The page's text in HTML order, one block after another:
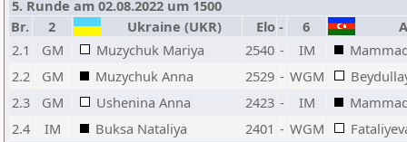
5. Runde am 02.08.2022 um 1500
Br.
2 Ukraine (UKR) Elo - 6
2.1
GM Muzychuk Mariya 2540 - IM
2.2
GM Muzychuk Anna 2529 - WGM
2.3
GM Ushenina Anna 2423 - IM
2.4
IM Buksa Nataliya 2401 - WGM